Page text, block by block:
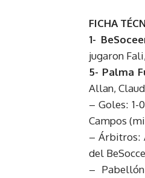
FICHA
1-
jugaron
5- Palma
Allan,
– Goles: 1-
Campos
– Árbitros:
del
–